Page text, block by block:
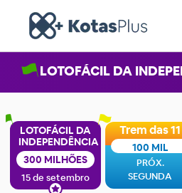
LOTOFÁCIL DA
LOTOFÁCIL DA
INDEPENDÊNCIA
300 MILHÕES
15 de setembro
Trem das 11
100 MIL
PRÓX.
SEGUNDA